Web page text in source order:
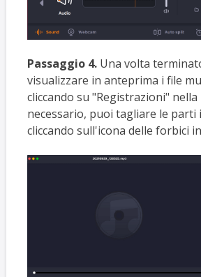
Passaggio 4.Una volta
visualizzare in anteprima i file
cliccando su "Registrazioni" nella
necessario, puoi tagliare le parti
cliccando sull'icona delle forbici